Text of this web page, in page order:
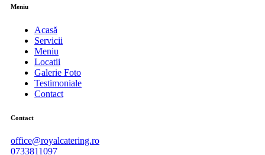
Meniu
Acasă
Servicii
Meniu
Locatii
Galerie Foto
Testimoniale
Contact
Contact
office@royalcatering.ro
0733811097